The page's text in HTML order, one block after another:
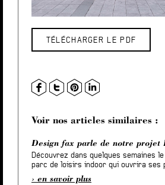
TÉLÉCHARGER LE PDF
Voir nos articles similaires :
Design fax parle de notre projet
Découvrez dans quelques semaines
parc de loisirs indoor qui ouvrira ses
en savoir plus